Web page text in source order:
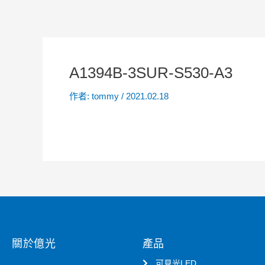
A1394B-3SUR-S530-A3
作者: tommy / 2021.02.18
關於億光 產品